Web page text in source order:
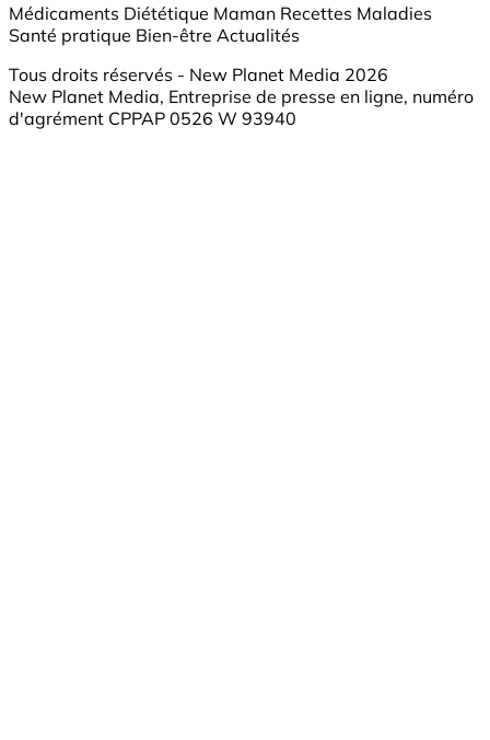
Médicaments Diététique Maman Recettes Maladies
Santé pratique Bien-être Actualités
Tous droits réservés - New Planet Media 2026
New Planet Media, Entreprise de presse en ligne, numéro
d'agrément CPPAP 0526 W 93940